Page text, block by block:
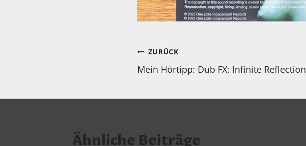
Beitragsnavigation
ZURÜCK
Mein Hörtipp: Dub FX: Infinite Reflection
Ähnliche Beiträge